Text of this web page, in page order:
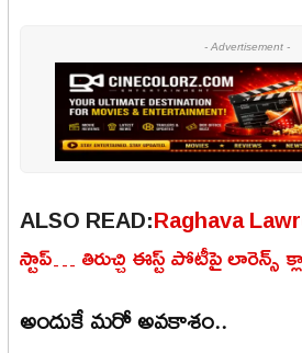
- Advertisement -
ALSO READ:Raghava
స్టాప్… తిరుచ్చి ఈస్ట్ పోటీపై లారెన్స్
అందుకే మరో అవకాశం..